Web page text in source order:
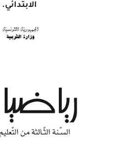
الابتدائي.